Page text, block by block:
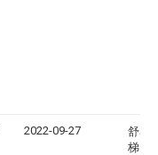
2022-09-27
舒马
梯（